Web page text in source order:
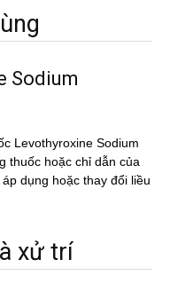
Sodium
Levothyroxine Sodium
thuốc hoặc chỉ dẫn của
dụng hoặc thay đổi liều
xử trí